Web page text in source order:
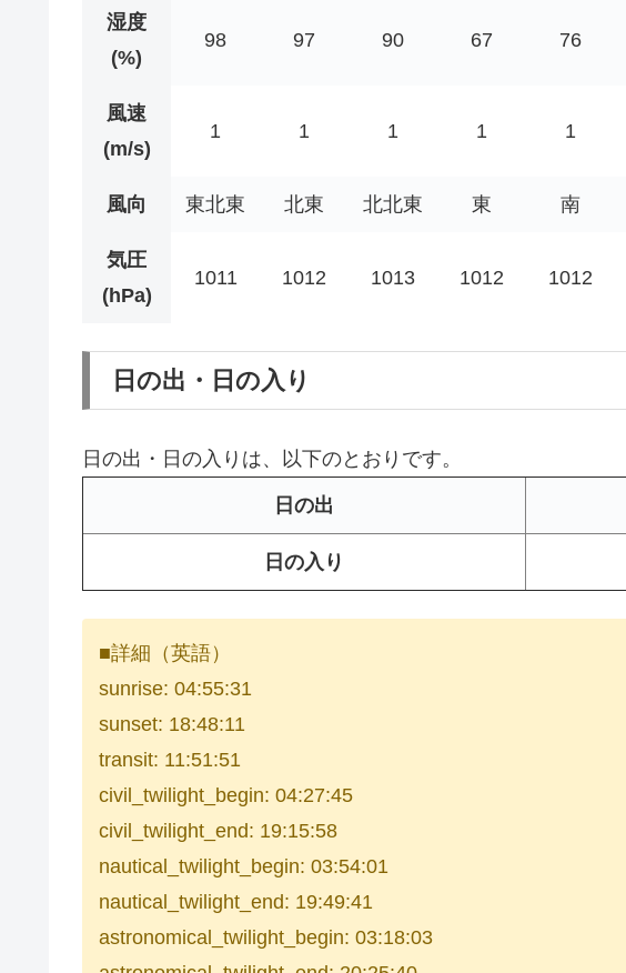
湿度
(%)
98 97 90 67 76
風速
(m/s)
1 1 1 1 1
風向 東北東 北東 北北東 東 南
気圧
(hPa)
1011 1012 1013 1012 1012
日の出・日の入り
日の出・日の入りは、以下のとおりです。
日の出
日の入り
■詳細（英語）
sunrise: 04:55:31
sunset: 18:48:11
transit: 11:51:51
civil_twilight_begin: 04:27:45
civil_twilight_end: 19:15:58
nautical_twilight_begin: 03:54:01
nautical_twilight_end: 19:49:41
astronomical_twilight_begin: 03:18:03